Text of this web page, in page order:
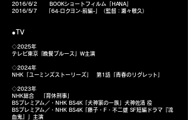
2016/6/2 BOOKショートフィルム「HANA」
2016/5/7 「64‐ロクヨン‐前編-」（監督：瀬々敬久）
●TV
◇2025年
テレビ東京「晩餐ブルース」W主演​
◇2024年
NHK「ユーミンズストーリーズ」 第1話「青春のリグレット」
◇2023年
NHK総合 「育休刑事」
BSプレミアム／・NHK BS4K「犬神家の一族」犬神佐清 役
BSプレミアム／・NHK BS4K「藤子・F・不二雄 SF短編ドラマ『流
血鬼』」
主演